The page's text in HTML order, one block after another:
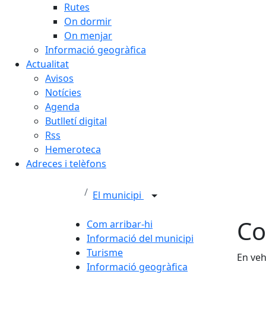
Rutes
On dormir
On menjar
Informació geogràfica
Actualitat
Avisos
Notícies
Agenda
Butlletí digital
Rss
Hemeroteca
Adreces i telèfons
El municipi
Com arribar-hi
Informació del municipi
Turisme
Informació geogràfica
En